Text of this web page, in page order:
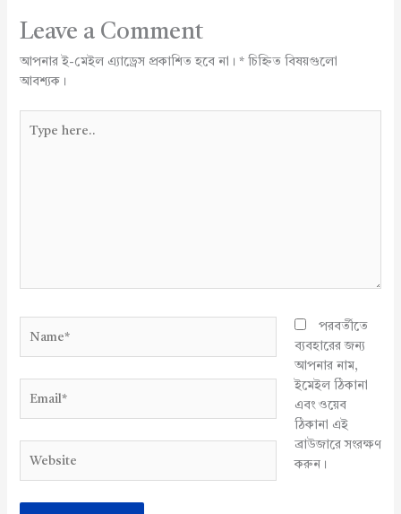
Leave a Comment
আপনার ই-মেইল এ্যাড্রেস প্রকাশিত হবে না। *চিহ্নিত বিষয়গুলো
আবশ্যক।
here..
পরবর্তীতে
ব্যবহারের জন্য
আপনার নাম,
ইমেইল ঠিকানা
এবং ওয়েব
ঠিকানা এই
ব্রাউজারে সংরক্ষণ
করুন।